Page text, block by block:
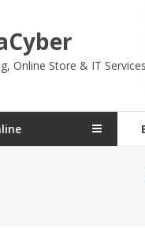
Online Store & IT Services